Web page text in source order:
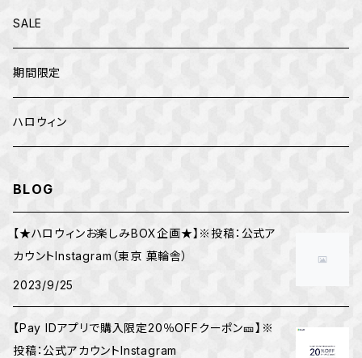
トップス
カファレル
SALE
期間限定
ハロウィン
BLOG
【★ハロウィンお楽しみBOX企画★】※投稿：公式ア
カウントInstagram（東京 菓輪舎）
2023/9/25
【Pay IDアプリで購入限定20％OFFクーポン🎫】※
投稿：公式アカウントInstagram